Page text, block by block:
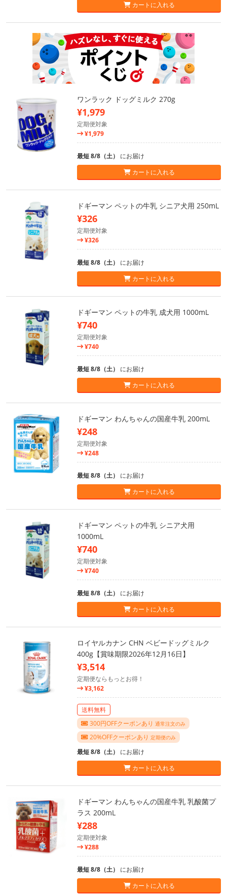
カートに入れる
ワンラック ドッグミルク 270g
¥1,979
定期便対象
¥1,979
最短 8/8（土） にお届け
カートに入れる
ドギーマン ペットの牛乳 シニア犬用 250mL
¥326
定期便対象
¥326
最短 8/8（土） にお届け
カートに入れる
ドギーマン ペットの牛乳 成犬用 1000mL
¥740
定期便対象
¥740
最短 8/8（土） にお届け
カートに入れる
ドギーマン わんちゃんの国産牛乳 200mL
¥248
定期便対象
¥248
最短 8/8（土） にお届け
カートに入れる
ドギーマン ペットの牛乳 シニア犬用
1000mL
¥740
定期便対象
¥740
最短 8/8（土） にお届け
カートに入れる
ロイヤルカナン CHN ベビードッグミルク
400g【賞味期限2026年12月16日】
¥3,514
定期便ならもっとお得！
¥3,162
送料無料
300円OFFクーポンあり 通常注文のみ
20%OFFクーポンあり 定期便のみ
最短 8/8（土） にお届け
カートに入れる
ドギーマン わんちゃんの国産牛乳 乳酸菌プ
ラス 200mL
¥288
定期便対象
¥288
最短 8/8（土） にお届け
カートに入れる